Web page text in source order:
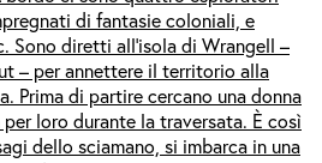
di fantasie coloniali, e
Sono diretti all’isola di Wrangell –
– per annettere il territorio alla
Prima di partire cercano una donna
loro durante la traversata. È così
dello sciamano, si imbarca in una